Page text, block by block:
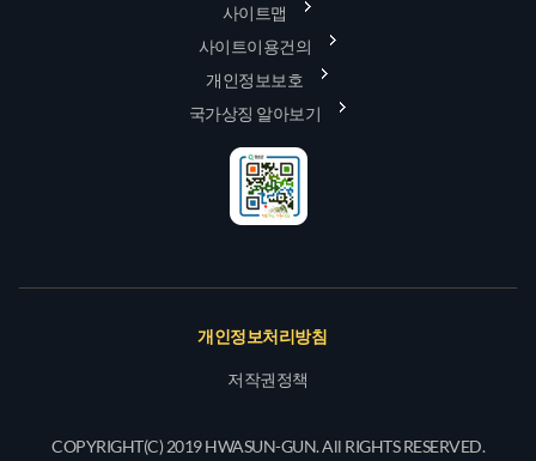
사이트맵
사이트이용건의
개인정보보호
국가상징 알아보기
개인정보처리방침
저작권정책
COPYRIGHT(C) 2019 HWASUN-GUN. All RIGHTS RESERVED.